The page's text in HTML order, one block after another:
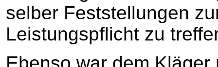
selber Feststellungen
Leistungspflicht zu